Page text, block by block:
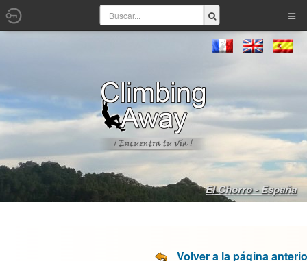
El Chorro - España
Volver a la página